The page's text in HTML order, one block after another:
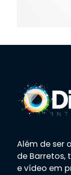
Além de ser
de
e vídeo em